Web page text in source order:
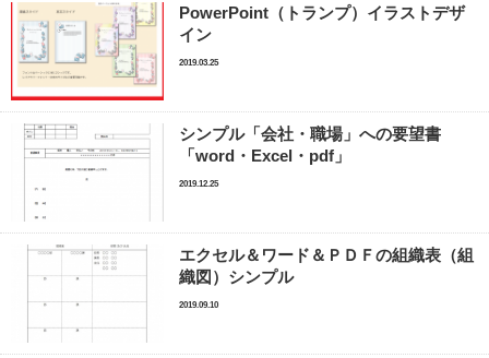
PowerPoint（トランプ）イラストデザ
イン
2019.03.25
シンプル「会社・職場」への要望書
「word・Excel・pdf」
2019.12.25
エクセル＆ワード＆ＰＤＦの組織表（組
織図）シンプル
2019.09.10